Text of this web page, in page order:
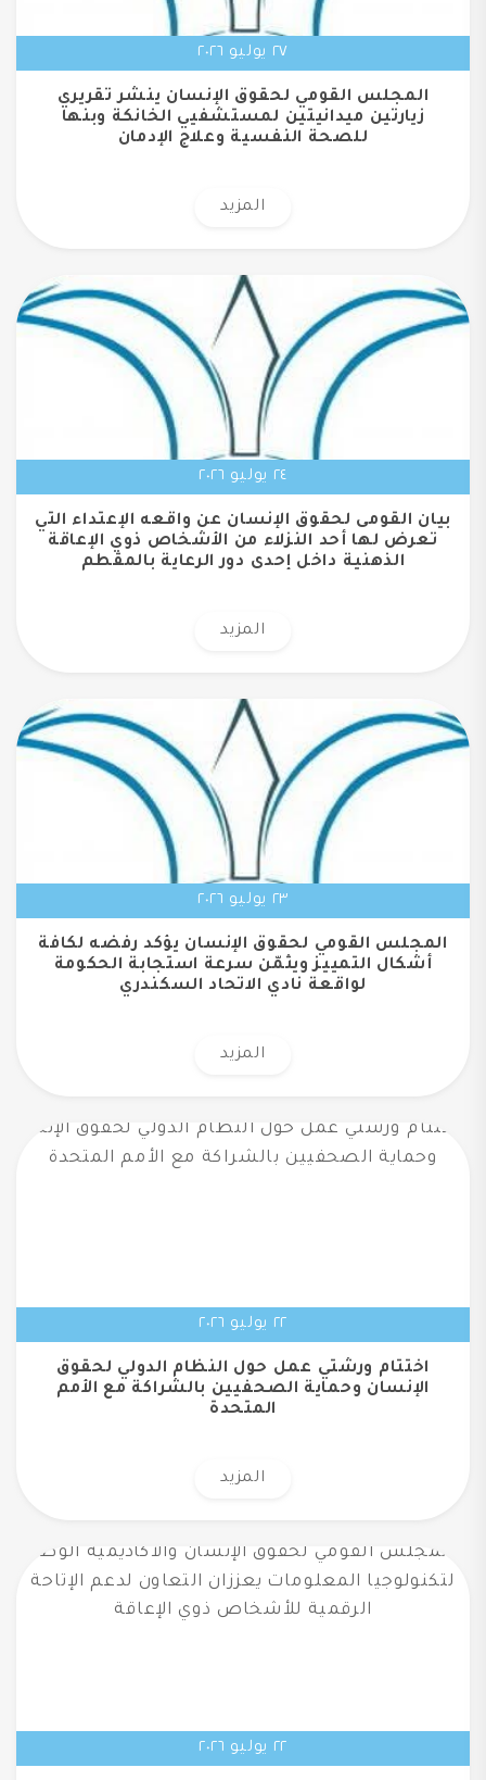
٢٧ يوليو ٢٠٢٦
المجلس القومي لحقوق الإنسان ينشر تقريري
زيارتين ميدانيتين لمستشفيي الخانكة وبنها
للصحة النفسية وعلاج الإدمان
المزيد
٢٤ يوليو ٢٠٢٦
بيان القومى لحقوق الإنسان عن واقعه الإعتداء التي
تعرض لها أحد النزلاء من الأشخاص ذوي الإعاقة
الذهنية داخل إحدى دور الرعاية بالمقطم
المزيد
٢٣ يوليو ٢٠٢٦
المجلس القومي لحقوق الإنسان يؤكد رفضه لكافة
أشكال التمييز ويثمّن سرعة استجابة الحكومة
لواقعة نادي الاتحاد السكندري
المزيد
٢٢ يوليو ٢٠٢٦
اختتام ورشتي عمل حول النظام الدولي لحقوق
الإنسان وحماية الصحفيين بالشراكة مع الأمم
المتحدة
المزيد
٢٢ يوليو ٢٠٢٦